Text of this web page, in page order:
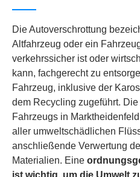
Die Autoverschrottung
Altfahrzeug oder ein
verkehrssicher ist oder
kann, fachgerecht zu
Fahrzeug, inklusive der
dem Recycling zugeführt.
Fahrzeugs in
aller umweltschädlichen
anschließende Verwertung
Materialien. Eine
ist wichtig, um die Umwelt